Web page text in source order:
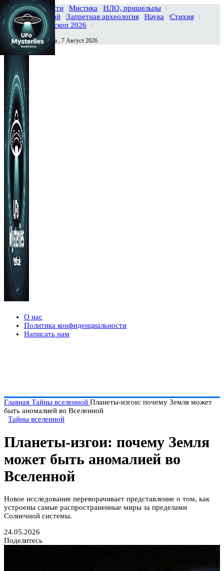
Главная Новости Мистика
НЛО, пришельцы
Тайны вселенной
Запретная археология Наука
Стихия
История
Гороскоп 2026
Сегодня Пятница , 7 Август 2026
О нас
Политика конфиденциальности
Написать нам
Главная Тайны вселенной Планеты-изгои: почему Земля может
быть аномалией во Вселенной
Тайны вселенной
Планеты-изгои: почему Земля
может быть аномалией во
Вселенной
Новое исследование переворачивает представление о том, как
устроены самые распространенные миры за пределами
Солнечной системы.
24.05.2026
Поделитесь